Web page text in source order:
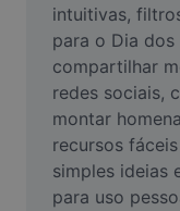
Face Cutout
Vídeo
Remover plano
Aprimorar
intuitivas,
para o Dia dos
compartilhar
redes sociais,
montar
recursos
simples ideias
para uso